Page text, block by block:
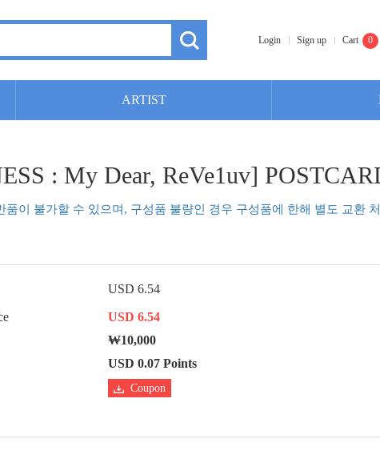
Login Sign up Cart 0
ARTIST
: My Dear, ReVe1uv]
품이 불가할 수 있으며, 구성품 불량인 경우 구성품에 한해 별도 교환
USD 6.54
USD 6.54
₩10,000
USD 0.07 Points
Coupon